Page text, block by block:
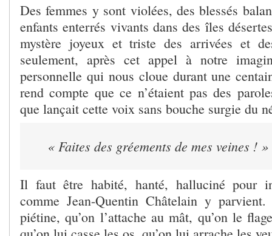
Des femmes y sont violées, des blessés
enfants enterrés vivants dans des îles
mystère joyeux et triste des arrivées et
seulement, après cet appel à notre
personnelle qui nous cloue durant une
rend compte que ce n’étaient pas des
que lançait cette voix sans bouche surgie du
« Faites des gréements de mes veines ! »
Il faut être habité, hanté, halluciné pour
comme Jean-Quentin Châtelain y
piétine, qu’on l’attache au mât, qu’on le